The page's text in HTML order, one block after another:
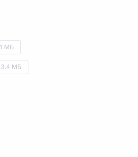
МБ
МБ